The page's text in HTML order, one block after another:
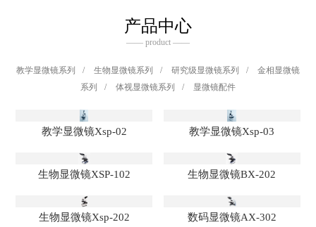
产品中心
—— product ——
教学显微镜系列 / 生物显微镜系列 / 研究级显微镜系列 /
金相显微镜
系列
/ 体视显微镜系列 / 显微镜配件
教学显微镜Xsp-02 教学显微镜Xsp-03
生物显微镜XSP-102 生物显微镜BX-202
生物显微镜Xsp-202 数码显微镜AX-302